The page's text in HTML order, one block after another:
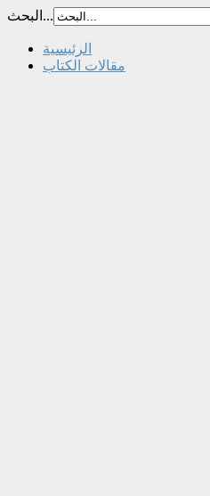
البحث...
الرئيسية
مقالات الكتاب